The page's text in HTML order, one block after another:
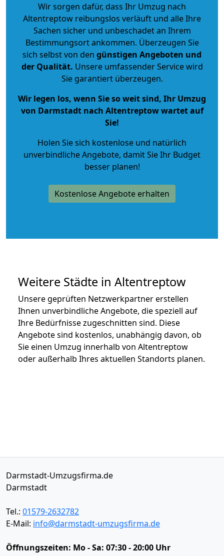
Wir sorgen dafür, dass Ihr Umzug nach
Altentreptow reibungslos verläuft und alle Ihre
Sachen sicher und unbeschadet an Ihrem
Bestimmungsort ankommen. Überzeugen Sie
sich selbst von den günstigen Angeboten und
der Qualität. Unsere umfassender Service wird
Sie garantiert überzeugen.
Wir legen los, wenn Sie so weit sind, Ihr Umzug
von Darmstadt nach Altentreptow wartet auf
Sie!
Holen Sie sich kostenlose und natürlich
unverbindliche Angebote, damit Sie Ihr Budget
besser planen!
Kostenlose Angebote erhalten
Weitere Städte in Altentreptow
Unsere geprüften Netzwerkpartner erstellen
Ihnen unverbindliche Angebote, die speziell auf
Ihre Bedürfnisse zugeschnitten sind. Diese
Angebote sind kostenlos, unabhängig davon, ob
Sie einen Umzug innerhalb von Altentreptow
oder außerhalb Ihres aktuellen Standorts planen.
Darmstadt-Umzugsfirma.de
Darmstadt
Tel.: 01579-2632782
E-Mail: info@darmstadt-umzugsfirma.de
Öffnungszeiten: Mo - Sa: 07:30 - 20:00 Uhr